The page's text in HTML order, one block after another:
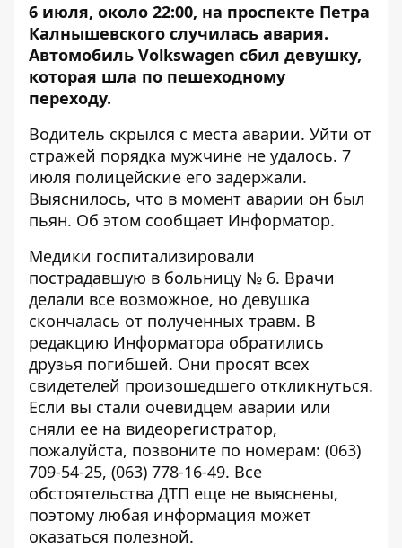
6 июля, около 22:00, на проспекте Петра
Калнышевского случилась авария.
Автомобиль Volkswagen сбил девушку,
которая шла по пешеходному
переходу.
Водитель скрылся с места аварии. Уйти от
стражей порядка мужчине не удалось. 7
июля полицейские его задержали.
Выяснилось, что в момент аварии он был
пьян. Об этом сообщает Информатор.
Медики госпитализировали
пострадавшую в больницу № 6. Врачи
делали все возможное, но девушка
скончалась от полученных травм. В
редакцию Информатора обратились
друзья погибшей. Они просят всех
свидетелей произошедшего откликнуться.
Если вы стали очевидцем аварии или
сняли ее на видеорегистратор,
пожалуйста, позвоните по номерам: (063)
709-54-25, (063) 778-16-49. Все
обстоятельства ДТП еще не выяснены,
поэтому любая информация может
оказаться полезной.